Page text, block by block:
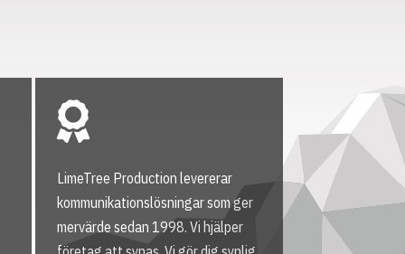
LimeTree Production levererar
kommunikationslösningar som ger
mervärde sedan 1998. Vi hjälper